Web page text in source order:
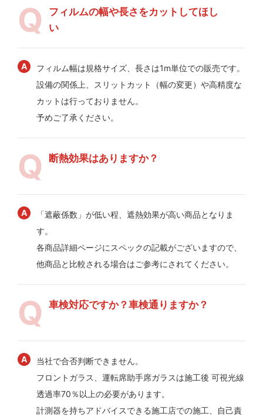
フィルムの幅や長さをカットしてほし
い
フィルム幅は規格サイズ、長さは1m単位での販売です。
設備の関係上、スリットカット（幅の変更）や高精度な
カットは行っておりません。
予めご了承ください。
断熱効果はありますか？
「遮蔽係数」が低い程、遮熱効果が高い商品となりま
す。
各商品詳細ページにスペックの記載がございますので、
他商品と比較される場合はご参考にされてください。
車検対応ですか？車検通りますか？
当社で合否判断できません。
フロントガラス、運転席助手席ガラスは施工後 可視光線
透過率70％以上の必要があります。
計測器を持ちアドバイスできる施工店での施工、自己責